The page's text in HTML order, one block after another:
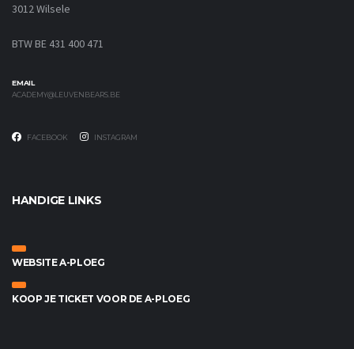
3012 Wilsele
BTW BE 431 400 471
EMAIL
ACADEMY@LEUVENBEARS.BE
FACEBOOK INSTAGRAM
HANDIGE LINKS
WEBSITE A-PLOEG
KOOP JE TICKET VOOR DE A-PLOEG